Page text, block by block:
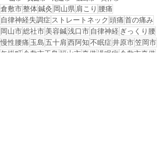
倉敷市整体鍼灸 岡山県 肩こり 腰痛
自律神経失調症 ストレートネック 頭痛首の痛み
岡山市総社市美容鍼浅口市 自律神経 ぎっくり腰
慢性腰痛 玉島 五十肩西阿知不眠症井原市笠岡市
矢掛町 倉敷市玉島 福山市真備過眠症 倉敷市真備